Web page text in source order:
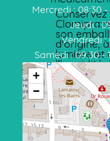
son
d'origine,
lumière et
l'humidité,
(inférieure
Tenez
des
utiliser
de
indiquée
+
−
Mercredi : 08:30 -
Jeudi :
Vendredi :
Samedi : 09:30 -